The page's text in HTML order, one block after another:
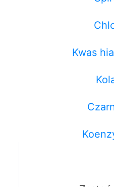
Kwas